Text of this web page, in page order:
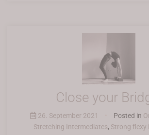
Close your
26. September 2021 Posted in
Stretching Intermediates, Strong flexy